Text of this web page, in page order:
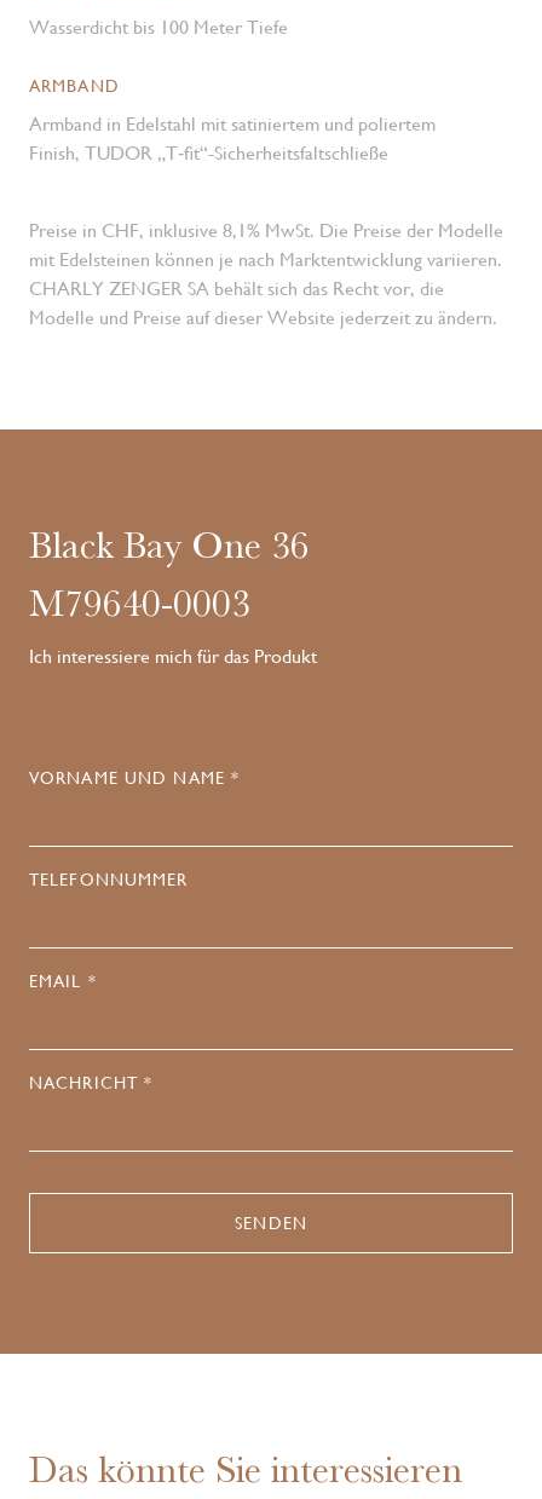
Wasserdicht bis 100 Meter Tiefe
ARMBAND
Armband in Edelstahl mit satiniertem und poliertem
Finish, TUDOR „T‑fit“-Sicherheitsfaltschließe
Preise in CHF, inklusive 8,1% MwSt. Die Preise der Modelle
mit Edelsteinen können je nach Marktentwicklung variieren.
CHARLY ZENGER SA behält sich das Recht vor, die
Modelle und Preise auf dieser Website jederzeit zu ändern.
Black Bay One 36
M79640-0003
Ich interessiere mich für das Produkt
VORNAME UND NAME *
TELEFONNUMMER
EMAIL *
NACHRICHT *
Das könnte Sie interessieren